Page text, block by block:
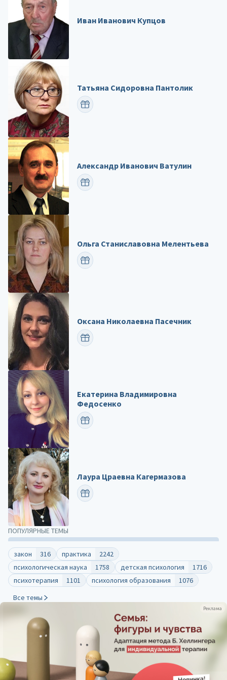
Реклама
ПОПУЛЯРНЫЕ ТЕМЫ
закон 316 практика
2242
психологическая наука
1758 детская психология
1716
психотерапия
1101 психология образования
1076
Все темы
Иван Иванович Купцов
Татьяна Сидоровна Пантолик
ПОЗДРАВИТЬ
Александр Иванович Ватулин
ПОЗДРАВИТЬ
Ольга Станиславовна Мелентьева
ПОЗДРАВИТЬ
Оксана Николаевна Пасечник
ПОЗДРАВИТЬ
Екатерина Владимировна
Федосенко
ПОЗДРАВИТЬ
Лаура Цраевна Кагермазова
ПОЗДРАВИТЬ